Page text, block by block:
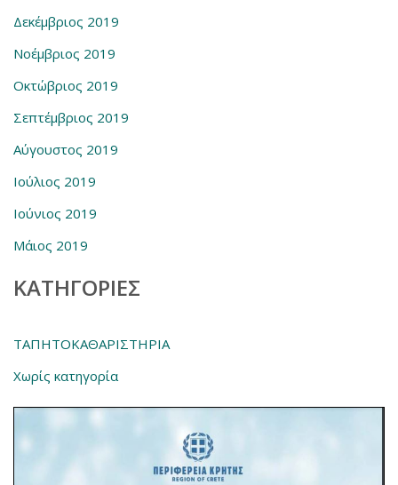
Δεκέμβριος 2019
Νοέμβριος 2019
Οκτώβριος 2019
Σεπτέμβριος 2019
Αύγουστος 2019
Ιούλιος 2019
Ιούνιος 2019
Μάιος 2019
KΑΤΗΓΟΡΊΕΣ
ΤΑΠΗΤΟΚΑΘΑΡΙΣΤΗΡΙΑ
Χωρίς κατηγορία